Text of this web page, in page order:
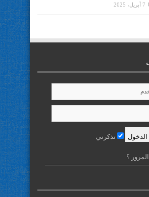
7 أبريل، 2025
تذكرني
؟